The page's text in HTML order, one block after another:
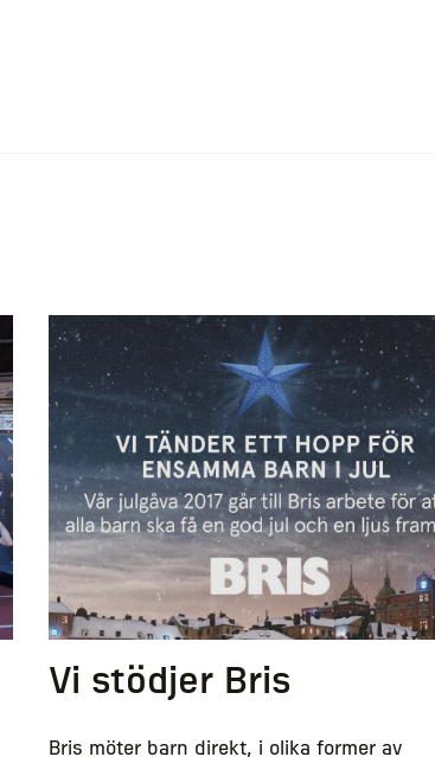
Vi stödjer Bris
Bris möter barn direkt, i olika former av